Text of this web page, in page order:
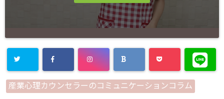
産業心理カウンセラーのコミュニケーションコラム